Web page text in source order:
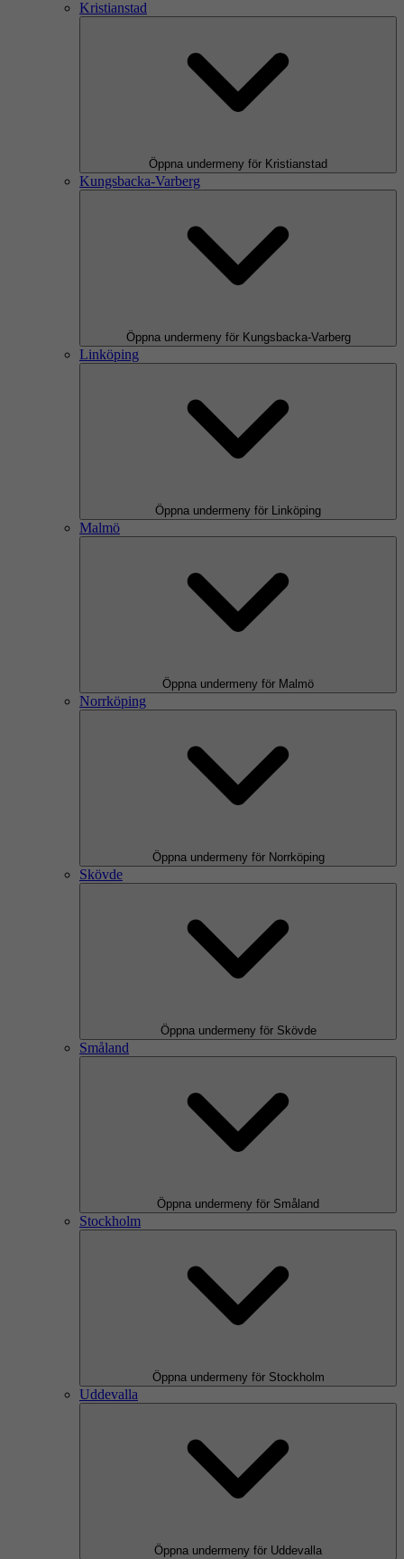
Kristianstad
Öppna undermeny för Kristianstad
Kungsbacka-Varberg
Öppna undermeny för Kungsbacka-Varberg
Linköping
Öppna undermeny för Linköping
Malmö
Öppna undermeny för Malmö
Norrköping
Öppna undermeny för Norrköping
Skövde
Öppna undermeny för Skövde
Småland
Öppna undermeny för Småland
Stockholm
Öppna undermeny för Stockholm
Uddevalla
Öppna undermeny för Uddevalla